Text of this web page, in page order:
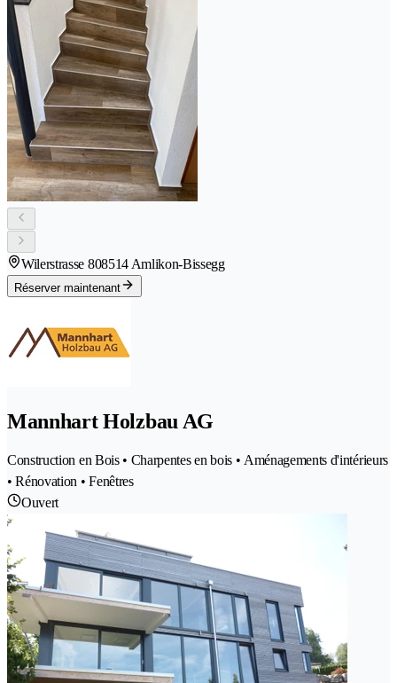
Wilerstrasse 808514 Amlikon-Bissegg
Réserver maintenant
Mannhart Holzbau AG
Construction en Bois • Charpentes en bois • Aménagements d'intérieurs
• Rénovation • Fenêtres
Ouvert